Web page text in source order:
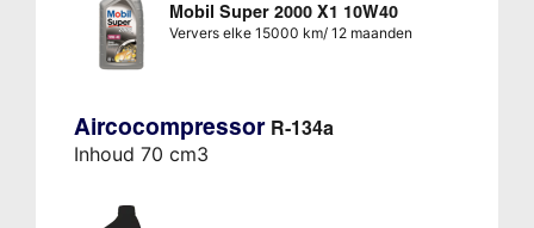
Mobil Super 2000 X1 10W40
Ververs elke 15000 km/ 12 maanden
Aircocompressor R-134a
Inhoud 70 cm3